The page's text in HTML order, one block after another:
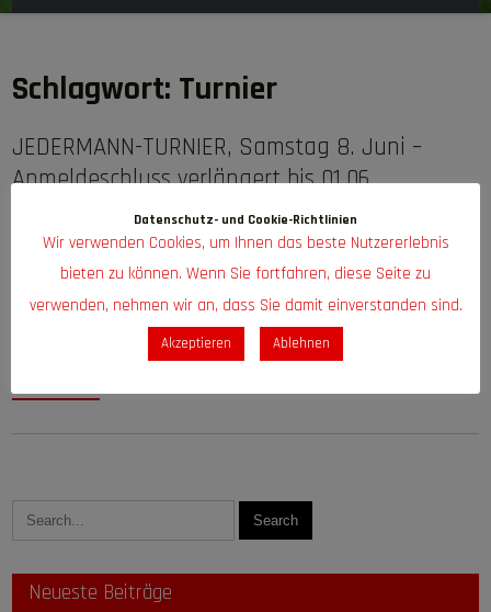
Schlagwort: Turnier
JEDERMANN-TURNIER, Samstag 8. Juni –
Anmeldeschluss verlängert bis 01.06.
Keine Kommentare |
Fussball
Anmeldeschluss verlängert bis 01.06. – Anmeldung per WhatApp:
0157 382 036 91 – Anmeldegebühr: 30€ je Team – Für das leibliche
Wohl ist gesorgt. Wir freuen uns auf euren Besuch 🙂
Neueste Beiträge
Datenschutz- und Cookie-Richtlinien
Wir verwenden Cookies, um Ihnen das beste Nutzererlebnis
bieten zu können. Wenn Sie fortfahren, diese Seite zu
verwenden, nehmen wir an, dass Sie damit einverstanden sind.
Akzeptieren Ablehnen